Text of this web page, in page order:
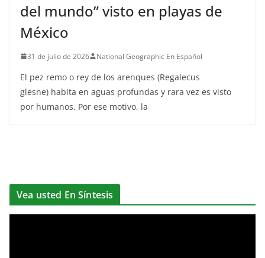
del mundo” visto en playas de
México
31 de julio de 2026 National Geographic En Español
El pez remo o rey de los arenques (Regalecus
glesne) habita en aguas profundas y rara vez es visto
por humanos. Por ese motivo, la
Vea usted En Síntesis